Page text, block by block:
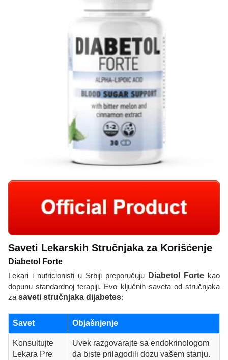
Saveti Lekarskih Stručnjaka za Korišćenje
Diabetol Forte
Lekari i nutricionisti u Srbiji preporučuju Diabetol Forte kao
dopunu standardnoj terapiji. Evo ključnih saveta od stručnjaka
za saveti stručnjaka dijabetes:
Savet Objašnjenje
Konsultujte
Lekara Pre
Uvek razgovarajte sa endokrinologom
da biste prilagodili dozu vašem stanju.